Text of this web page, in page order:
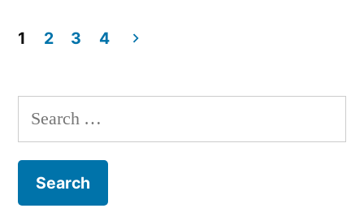
navigation
1 2 3 4
Search
for: